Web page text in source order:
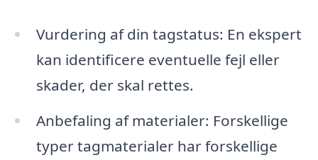
Vurdering af din tagstatus: En ekspert
kan identificere eventuelle fejl eller
skader, der skal rettes.
Anbefaling af materialer: Forskellige
typer tagmaterialer har forskellige